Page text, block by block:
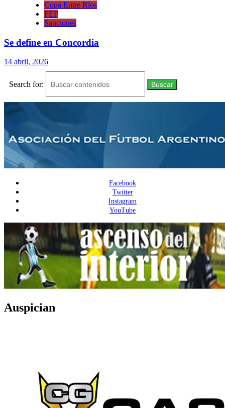
Copa Entre Ríos
FEF
Sanciones
Se define en Concordia
14 abril, 2026
Search for: Buscar
Facebook
Twitter
Instagram
YouTube
Auspician